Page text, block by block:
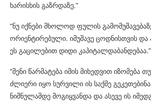
ხარისხის გაზრდაზე.”
“ნუ იქნები მხოლოდ ფულის
ორიენტირებული. იმუშავე ცოდნისთვის
ეს გაცილებით დიდი კაპიტალდაბანდებაა.”
“შენი წარმატება იმის მიხედვით იზომება
ძლიერი იყო სურვილი ის საქმე
ნიშნულამდე მოგიყვანდა და ასევე ის